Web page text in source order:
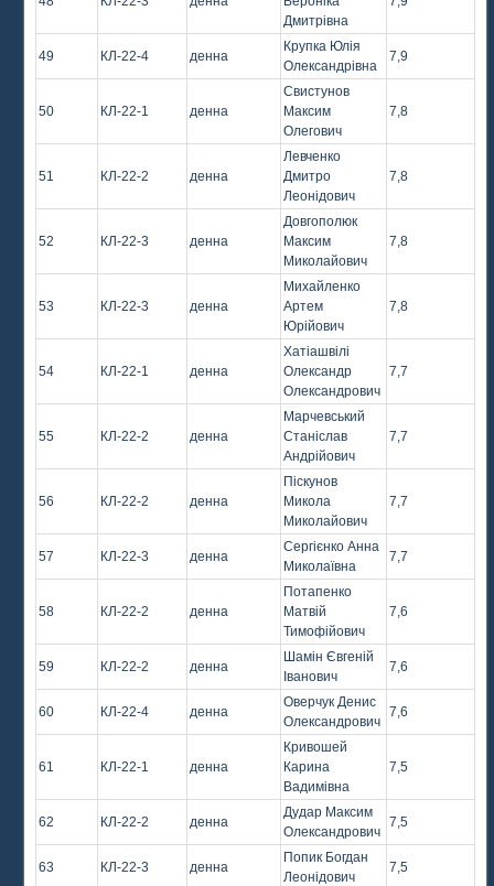
Дмитрівна
49 КЛ-22-4 денна
Крупка Юлія
Олександрівна
7,9
50 КЛ-22-1 денна
Свистунов
Максим
Олегович
7,8
51 КЛ-22-2 денна
Левченко
Дмитро
Леонідович
7,8
52 КЛ-22-3 денна
Довгополюк
Максим
Миколайович
7,8
53 КЛ-22-3 денна
Михайленко
Артем
Юрійович
7,8
54 КЛ-22-1 денна
Хатіашвілі
Олександр
Олександрович
7,7
55 КЛ-22-2 денна
Марчевський
Станіслав
Андрійович
7,7
56 КЛ-22-2 денна
Піскунов
Микола
Миколайович
7,7
57 КЛ-22-3 денна
Сергієнко Анна
Миколаївна
7,7
58 КЛ-22-2 денна
Потапенко
Матвій
Тимофійович
7,6
59 КЛ-22-2 денна
Шамін Євгеній
Іванович
7,6
60 КЛ-22-4 денна
Оверчук Денис
Олександрович
7,6
61 КЛ-22-1 денна
Кривошей
Карина
Вадимівна
7,5
62 КЛ-22-2 денна
Дудар Максим
Олександрович
7,5
63 КЛ-22-3 денна
Попик Богдан
Леонідович
7,5